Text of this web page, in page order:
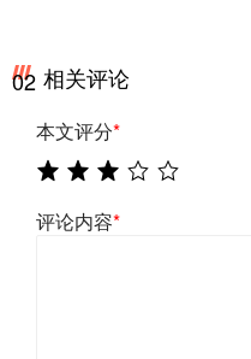
02 相关评论
本文评分*
评论内容*